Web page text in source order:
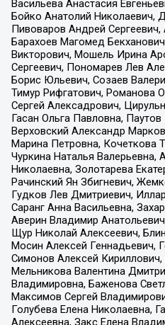
Васильева Анастасия
Бойко Анатолий Николаевич,
Пивоваров Андрей Сергеевич,
Барахоев Магомед
Викторович, Мошель Ирина
Сергеевич, Пономарев Лев
Борис Юльевич, Созаев
Тимур Рифгатович, Романова
Сергей Алексадрович,
Гасан Ольга Павловна,
Верховский Александр
Марина Петровна, Кочеткова
Чуркина Наталья Валерьевна,
Николаевна, Золотарева
Рачинский Ян Збигневич,
Гудков Лев Дмитриевич,
Саранг Анна Васильевна,
Аверин Владимир
Щур Николай Алексеевич,
Мосин Алексей Геннадьевич,
Симонов Алексей
Мельникова Валентина
Владимировна, Баженова
Максимов Сергей
Голубева Елена Николаевна,
Алексеевна, Закс Елена